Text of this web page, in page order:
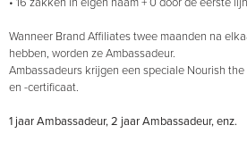
• 16 zakken in eigen naam + 0 door de eerste lijn
Wanneer Brand Affiliates twee maanden na
hebben, worden ze Ambassadeur.
Ambassadeurs krijgen een speciale Nourish
en -certificaat.
1 jaar Ambassadeur, 2 jaar Ambassadeur, enz.